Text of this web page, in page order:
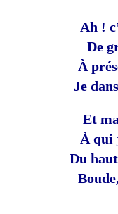
Ah !
De
À
Je
Et
À qui
Du